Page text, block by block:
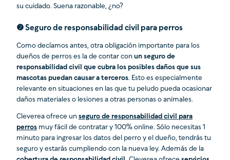
su cuidado. Suena razonable, ¿no?
❷ Seguro de responsabilidad civil para perros
Como decíamos antes, otra obligación importante para los
dueños de perros es la de contar con un seguro de
responsabilidad civil que cubra los posibles daños que sus
mascotas puedan causar a terceros. Esto es especialmente
relevante en situaciones en las que tu peludo pueda ocasionar
daños materiales o lesiones a otras personas o animales.
Cleverea ofrece un seguro de responsabilidad civil para
perros muy fácil de contratar y 100% online. Sólo necesitas 1
minuto para ingresar los datos del perro y el dueño, tendrás tu
seguro y estarás cumpliendo con la nueva ley. Además de la